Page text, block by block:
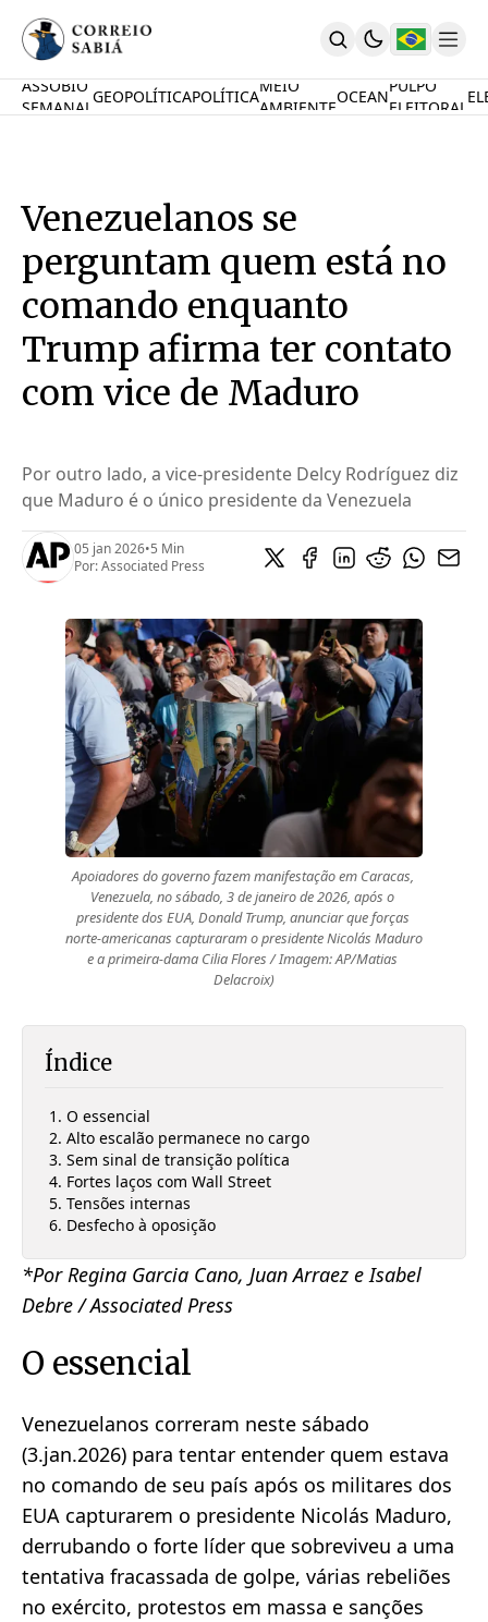
Comunidade
Contrate
English
Inovações
Imposto De Renda
Calcule O Carbono
Calcule A Poupança
ASSOBIO
SEMANAL
GEOPOLÍTICAPOLÍTICA
MEIO
AMBIENTE
OCEAN
PULPO
ELEITORAL
Venezuelanos se
perguntam quem está no
comando enquanto
Trump afirma ter contato
com vice de Maduro
Por outro lado, a vice-presidente Delcy Rodríguez diz
que Maduro é o único presidente da Venezuela
05 jan 2026•5 Min
Por:Associated Press
Apoiadores do governo fazem manifestação em Caracas,
Venezuela, no sábado, 3 de janeiro de 2026, após o
presidente dos EUA, Donald Trump, anunciar que forças
norte-americanas capturaram o presidente Nicolás Maduro
e a primeira-dama Cilia Flores / Imagem: AP/Matias
Delacroix)
Índice
O essencial
Alto escalão permanece no cargo
Sem sinal de transição política
Fortes laços com Wall Street
Tensões internas
Desfecho à oposição
*Por Regina Garcia Cano, Juan Arraez e Isabel
Debre / Associated Press
O essencial
Venezuelanos correram neste sábado
(3.jan.2026) para tentar entender quem estava
no comando de seu país após os militares dos
EUA capturarem o presidente Nicolás Maduro,
derrubando o forte líder que sobreviveu a uma
tentativa fracassada de golpe, várias rebeliões
no exército, protestos em massa e sanções